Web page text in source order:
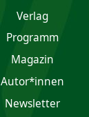
Verlag
Programm
Magazin
Autor*innen
Newsletter